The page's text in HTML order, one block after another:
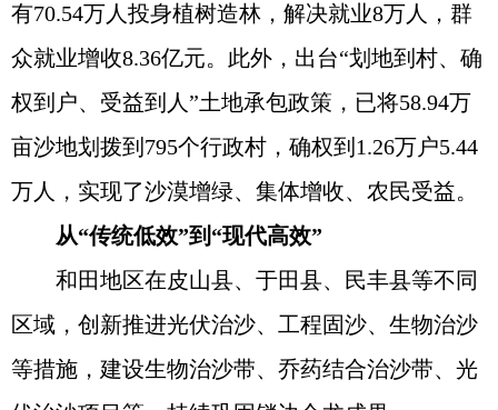
有70.54万人投身植树造林，解决就业8万人，群
众就业增收8.36亿元。此外，出台“划地到村、确
权到户、受益到人”土地承包政策，已将58.94万
亩沙地划拨到795个行政村，确权到1.26万户5.44
万人，实现了沙漠增绿、集体增收、农民受益。
从“传统低效”到“现代高效”
和田地区在皮山县、于田县、民丰县等不同
区域，创新推进光伏治沙、工程固沙、生物治沙
等措施，建设生物治沙带、乔药结合治沙带、光